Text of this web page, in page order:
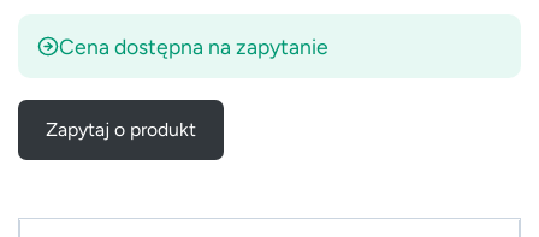
Cena dostępna na zapytanie
Zapytaj o produkt